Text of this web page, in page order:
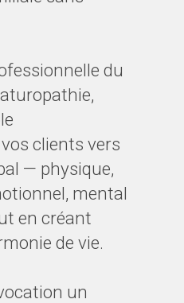
du
clients vers
— physique,
mental
en créant
de vie.
un